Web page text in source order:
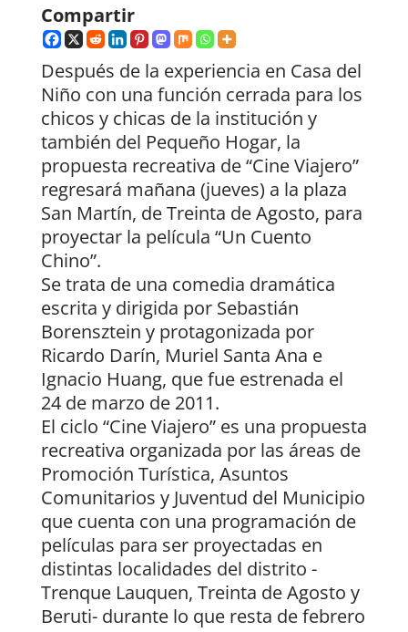
Compartir
Después de la experiencia en Casa del
Niño con una función cerrada para los
chicos y chicas de la institución y
también del Pequeño Hogar, la
propuesta recreativa de “Cine Viajero”
regresará mañana (jueves) a la plaza
San Martín, de Treinta de Agosto, para
proyectar la película “Un Cuento
Chino”.
Se trata de una comedia dramática
escrita y dirigida por Sebastián
Borensztein y protagonizada por
Ricardo Darín, Muriel Santa Ana e
Ignacio Huang, que fue estrenada el
24 de marzo de 2011.
El ciclo “Cine Viajero” es una propuesta
recreativa organizada por las áreas de
Promoción Turística, Asuntos
Comunitarios y Juventud del Municipio
que cuenta con una programación de
películas para ser proyectadas en
distintas localidades del distrito -
Trenque Lauquen, Treinta de Agosto y
Beruti- durante lo que resta de febrero